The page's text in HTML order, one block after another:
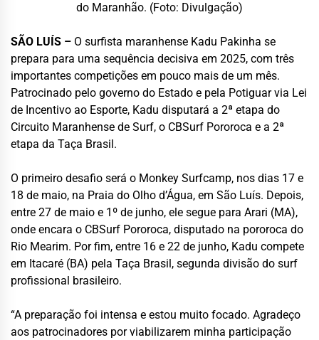
do Maranhão. (Foto: Divulgação)
SÃO LUÍS – O surfista maranhense Kadu Pakinha se
prepara para uma sequência decisiva em 2025, com três
importantes competições em pouco mais de um mês.
Patrocinado pelo governo do Estado e pela Potiguar via Lei
de Incentivo ao Esporte, Kadu disputará a 2ª etapa do
Circuito Maranhense de Surf, o CBSurf Pororoca e a 2ª
etapa da Taça Brasil.
O primeiro desafio será o Monkey Surfcamp, nos dias 17 e
18 de maio, na Praia do Olho d’Água, em São Luís. Depois,
entre 27 de maio e 1º de junho, ele segue para Arari (MA),
onde encara o CBSurf Pororoca, disputado na pororoca do
Rio Mearim. Por fim, entre 16 e 22 de junho, Kadu compete
em Itacaré (BA) pela Taça Brasil, segunda divisão do surf
profissional brasileiro.
“A preparação foi intensa e estou muito focado. Agradeço
aos patrocinadores por viabilizarem minha participação